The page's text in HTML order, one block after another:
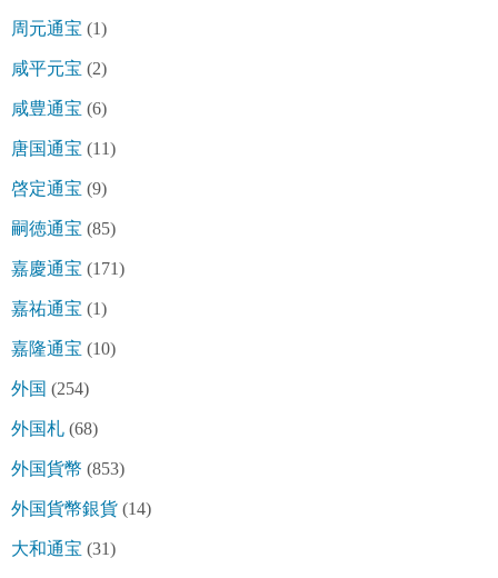
周元通宝 (1)
咸平元宝 (2)
咸豊通宝 (6)
唐国通宝 (11)
啓定通宝 (9)
嗣徳通宝 (85)
嘉慶通宝 (171)
嘉祐通宝 (1)
嘉隆通宝 (10)
外国 (254)
外国札 (68)
外国貨幣 (853)
外国貨幣銀貨 (14)
大和通宝 (31)